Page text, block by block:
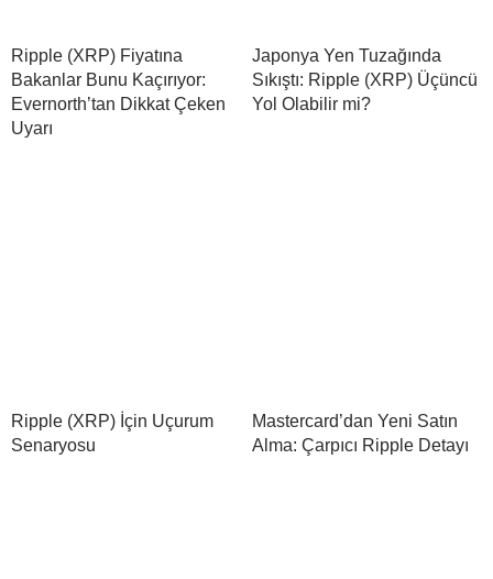
Ripple (XRP) Fiyatına
Bakanlar Bunu Kaçırıyor:
Evernorth’tan Dikkat Çeken
Uyarı
Japonya Yen Tuzağında
Sıkıştı: Ripple (XRP) Üçüncü
Yol Olabilir mi?
Ripple (XRP) İçin Uçurum
Senaryosu
Mastercard’dan Yeni Satın
Alma: Çarpıcı Ripple Detayı